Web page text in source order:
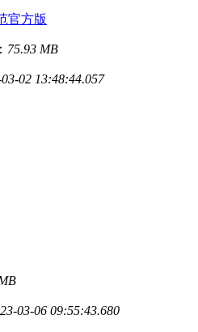
官方版
75.93 MB
02 13:48:44.057
03-06 09:55:43.680